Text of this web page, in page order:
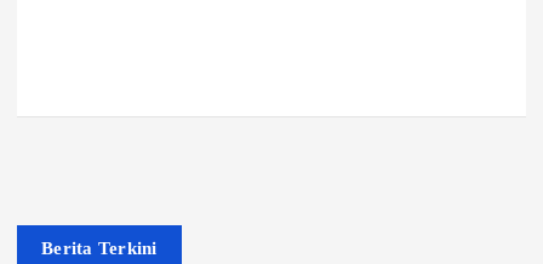
Berita Terkini